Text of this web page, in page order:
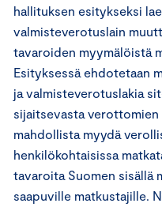
hallituksen esitykseksi
valmisteverotuslain
tavaroiden myymälöistä
Esityksessä ehdotetaan
ja valmisteverotuslakia
sijaitsevasta
mahdollista myydä
henkilökohtaisissa
tavaroita Suomen sisällä
saapuville matkustajille.